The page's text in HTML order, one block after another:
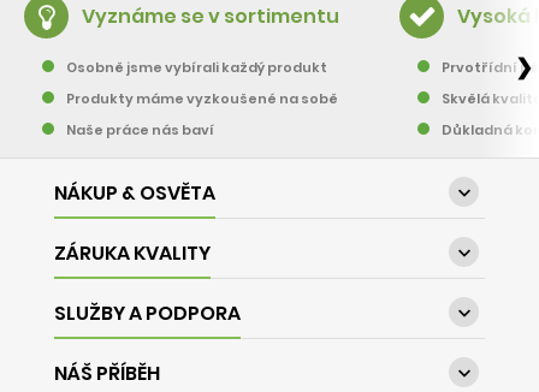
Vyznáme se v sortimentu
Osobně jsme vybírali každý produkt
Produkty máme vyzkoušené na sobě
Naše práce nás baví
Vysoká
Prvotřídní
Skvělá
Důkladná
❯
NÁKUP & OSVĚTA 
ZÁRUKA KVALITY 
SLUŽBY A PODPORA 
NÁŠ PŘÍBĚH 